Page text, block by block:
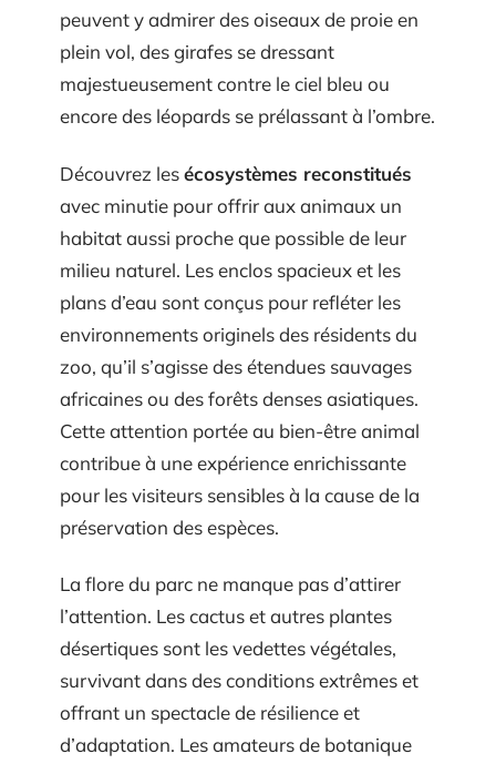
peuvent y admirer des oiseaux de proie en
plein vol, des girafes se dressant
majestueusement contre le ciel bleu ou
encore des léopards se prélassant à l’ombre.
Découvrez lesécosystèmes reconstitués
avec minutie pour offrir aux animaux un
habitat aussi proche que possible de leur
milieu naturel. Les enclos spacieux et les
plans d’eau sont conçus pour refléter les
environnements originels des résidents du
zoo, qu’il s’agisse des étendues sauvages
africaines ou des forêts denses asiatiques.
Cette attention portée au bien-être animal
contribue à une expérience enrichissante
pour les visiteurs sensibles à la cause de la
préservation des espèces.
La flore du parc ne manque pas d’attirer
l’attention. Les cactus et autres plantes
désertiques sont les vedettes végétales,
survivant dans des conditions extrêmes et
offrant un spectacle de résilience et
d’adaptation. Les amateurs de botanique